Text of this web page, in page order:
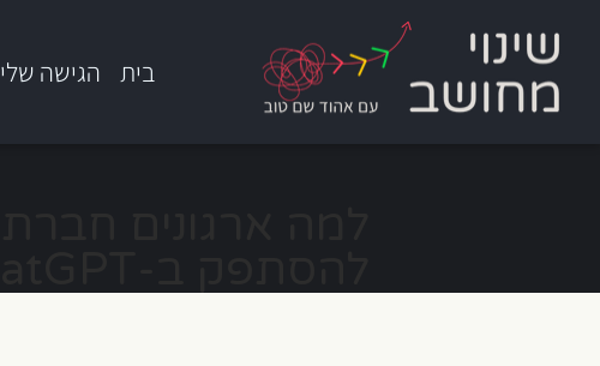
בית הגישה שלי